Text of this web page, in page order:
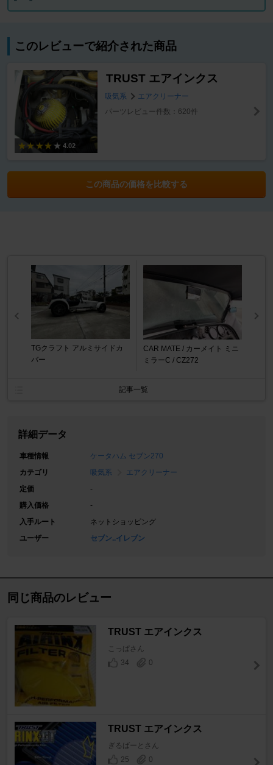
このレビューで紹介された商品
4.02
TRUST エアインクス
吸気系
エアクリーナー
パーツレビュー件数：620件
この商品の価格を比較する
TGクラフト アルミサイドカ
バー
CAR MATE / カーメイト ミニ
ミラーC / CZ272
記事一覧
詳細データ
車種情報
ケータハム セブン270
カテゴリ
吸気系
エアクリーナー
定価
-
購入価格
-
入手ルート
ネットショッピング
ユーザー
セブン..イレブン
同じ商品のレビュー
TRUST エアインクス
こっぱさん
34
0
TRUST エアインクス
ぎるばーとさん
25
0